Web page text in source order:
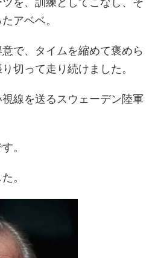
アベベ。
で、タイムを縮めて褒めら
切って走り続けました。
線を送るスウェーデン陸軍
。
。